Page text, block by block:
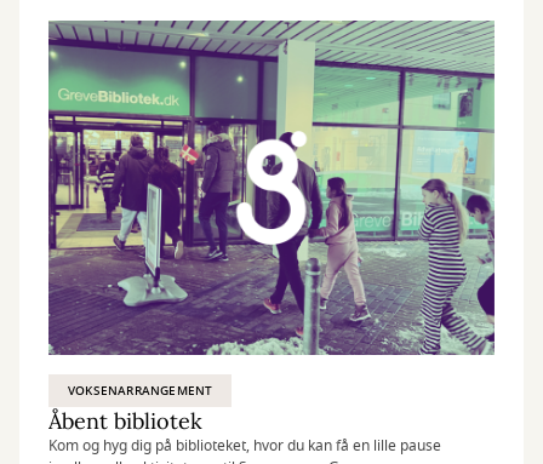
VOKSENARRANGEMENT
Åbent bibliotek
Kom og hyg dig på biblioteket, hvor du kan få en lille pause